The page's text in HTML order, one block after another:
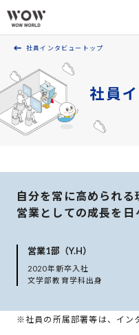
会社案内
製品・サービス
採用案内
WOW WORLD GROUP
お問い合わせ ｜
新規お取引に関する留意事項
社員インタビュートップ
自分を常に高められる
営業としての成長を日
営業1部（Y.H）
2020年新卒入社
文学部教育学科出身
※社員の所属部署等は、イン